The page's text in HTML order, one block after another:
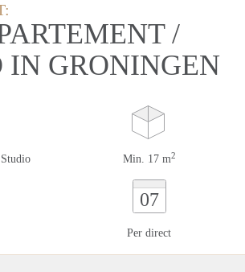
/
IN GRONINGEN
Min. 17 m2
07
Per direct